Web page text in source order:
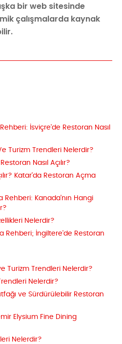
bir web sitesinde
çalışmalarda kaynak
İsviçre'de Restoran Nasıl
Turizm Trendleri Nelerdir?
Nasıl Açılır?
Katar'da Restoran Açma
Rehberi: Kanada'nın Hangi
Nelerdir?
Rehberi; İngiltere'de Restoran
Turizm Trendleri Nelerdir?
Nelerdir?
ve Sürdürülebilir Restoran
Elysium Fine Dining
Nelerdir?